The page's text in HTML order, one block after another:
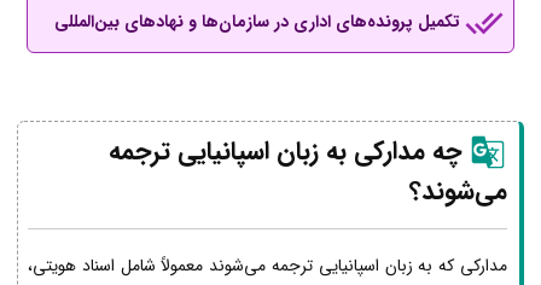
تکمیل پرونده‌های اداری در سازمان‌ها و نهادهای بین‌المللی
چه مدارکی به زبان اسپانیایی ترجمه
می‌شوند؟
مدارکی که به زبان اسپانیایی ترجمه می‌شوند معمولاً شامل اسناد هویتی،